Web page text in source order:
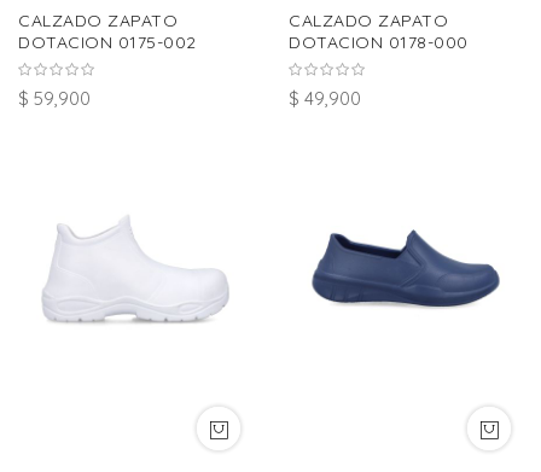
CALZADO ZAPATO
DOTACION 0175-002
$ 59,900
CALZADO ZAPATO
DOTACION 0178-000
$ 49,900